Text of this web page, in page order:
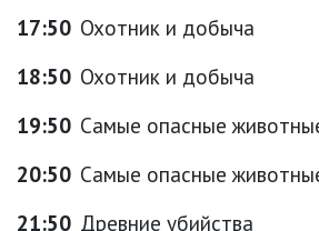
17:50 Охотник и добыча
18:50 Охотник и добыча
19:50 Самые опасные
20:50 Самые опасные
21:50 Древние убийства